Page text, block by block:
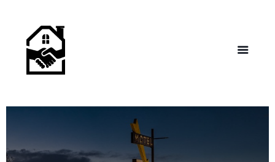
– Helping those in need find affordable housing
Testimonials